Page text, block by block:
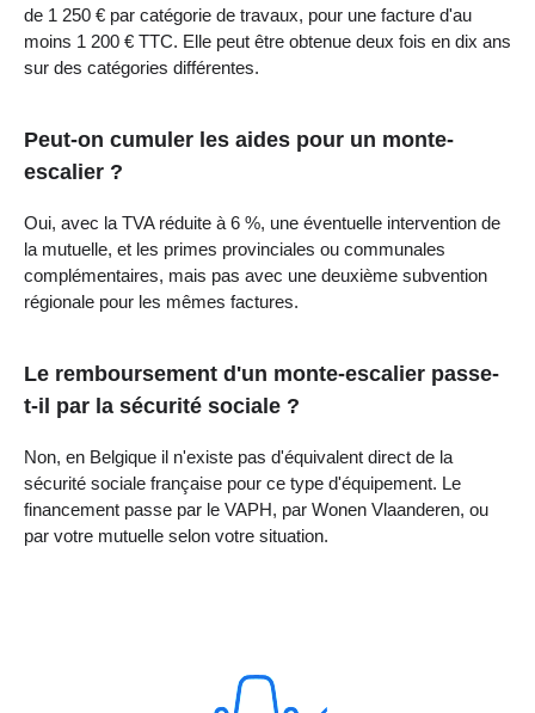
de 1 250 € par catégorie de travaux, pour une facture d'au
moins 1 200 € TTC. Elle peut être obtenue deux fois en dix ans
sur des catégories différentes.
Peut-on cumuler les aides pour un monte-
escalier ?
Oui, avec la TVA réduite à 6 %, une éventuelle intervention de
la mutuelle, et les primes provinciales ou communales
complémentaires, mais pas avec une deuxième subvention
régionale pour les mêmes factures.
Le remboursement d'un monte-escalier passe-
t-il par la sécurité sociale ?
Non, en Belgique il n'existe pas d'équivalent direct de la
sécurité sociale française pour ce type d'équipement. Le
financement passe par le VAPH, par Wonen Vlaanderen, ou
par votre mutuelle selon votre situation.